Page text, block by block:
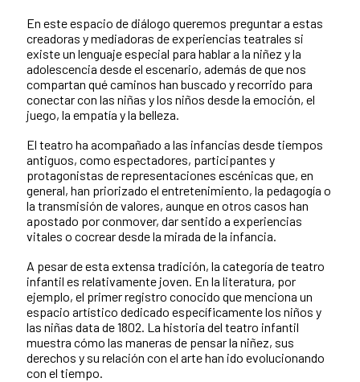
En este espacio de diálogo queremos preguntar a estas
creadoras y mediadoras de experiencias teatrales si
existe un lenguaje especial para hablar a la niñez y la
adolescencia desde el escenario, además de que nos
compartan qué caminos han buscado y recorrido para
conectar con las niñas y los niños desde la emoción, el
juego, la empatía y la belleza.
El teatro ha acompañado a las infancias desde tiempos
antiguos, como espectadores, participantes y
protagonistas de representaciones escénicas que, en
general, han priorizado el entretenimiento, la pedagogía o
la transmisión de valores, aunque en otros casos han
apostado por conmover, dar sentido a experiencias
vitales o cocrear desde la mirada de la infancia.
A pesar de esta extensa tradición, la categoría de teatro
infantil es relativamente joven. En la literatura, por
ejemplo, el primer registro conocido que menciona un
espacio artístico dedicado específicamente los niños y
las niñas data de 1802. La historia del teatro infantil
muestra cómo las maneras de pensar la niñez, sus
derechos y su relación con el arte han ido evolucionando
con el tiempo.